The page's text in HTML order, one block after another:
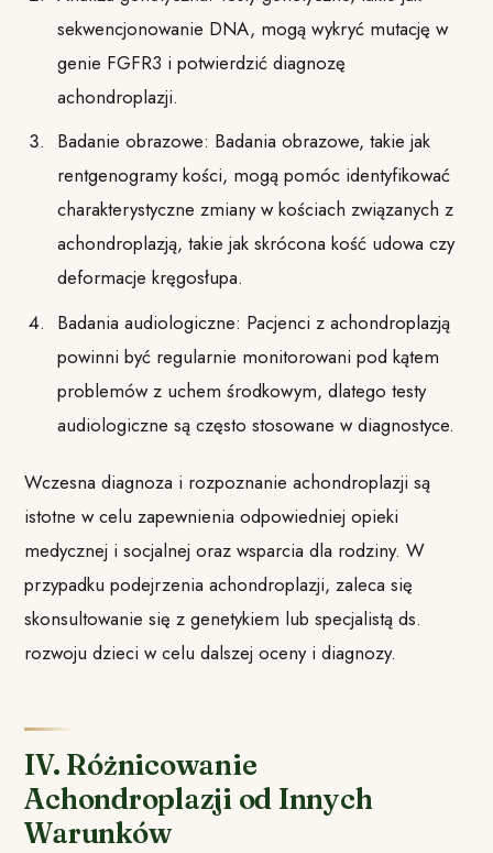
sekwencjonowanie DNA, mogą wykryć mutację w
genie FGFR3 i potwierdzić diagnozę
achondroplazji.
Badanie obrazowe: Badania obrazowe, takie jak
rentgenogramy kości, mogą pomóc identyfikować
charakterystyczne zmiany w kościach związanych z
achondroplazją, takie jak skrócona kość udowa czy
deformacje kręgosłupa.
Badania audiologiczne: Pacjenci z achondroplazją
powinni być regularnie monitorowani pod kątem
problemów z uchem środkowym, dlatego testy
audiologiczne są często stosowane w diagnostyce.
Wczesna diagnoza i rozpoznanie achondroplazji są
istotne w celu zapewnienia odpowiedniej opieki
medycznej i socjalnej oraz wsparcia dla rodziny. W
przypadku podejrzenia achondroplazji, zaleca się
skonsultowanie się z genetykiem lub specjalistą ds.
rozwoju dzieci w celu dalszej oceny i diagnozy.
IV. Różnicowanie
Achondroplazji od Innych
Warunków